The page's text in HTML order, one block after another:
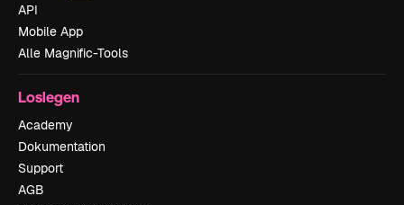
API
Mobile App
Alle Magnific-Tools
Loslegen
Academy
Dokumentation
Support
AGB